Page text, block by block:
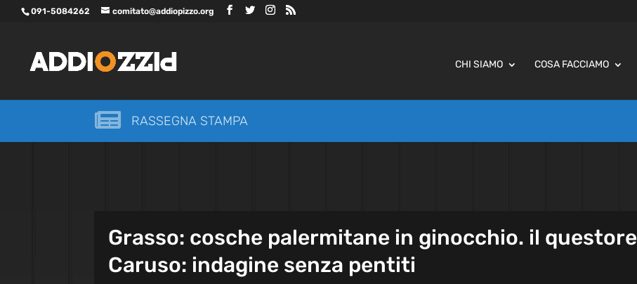
091-5084262 comitato@addiopizzo.org
CHI SIAMO COSA FACCIAMO
 RASSEGNA STAMPA
Grasso: cosche palermitane in ginocchio. il questore
Caruso: indagine senza pentiti